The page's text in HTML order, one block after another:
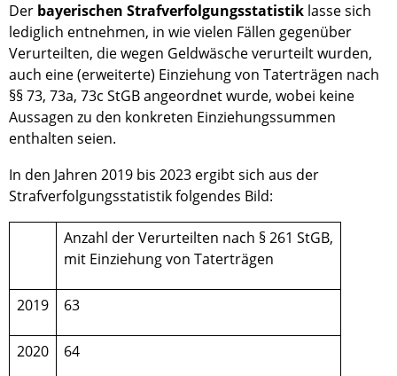
Der bayerischen Strafverfolgungsstatistik lasse sich
lediglich entnehmen, in wie vielen Fällen gegenüber
Verurteilten, die wegen Geldwäsche verurteilt wurden,
auch eine (erweiterte) Einziehung von Taterträgen nach
§§ 73, 73a, 73c StGB angeordnet wurde, wobei keine
Aussagen zu den konkreten Einziehungssummen
enthalten seien.
In den Jahren 2019 bis 2023 ergibt sich aus der
Strafverfolgungsstatistik folgendes Bild:
Anzahl der Verurteilten nach § 261 StGB,
mit Einziehung von Taterträgen
2019 63
2020 64